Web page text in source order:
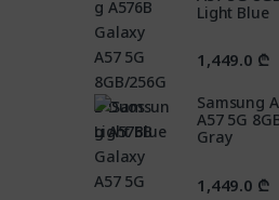
Light Blue
1,449.0 ₾
Samsung
A57 5G
Gray
1,449.0 ₾